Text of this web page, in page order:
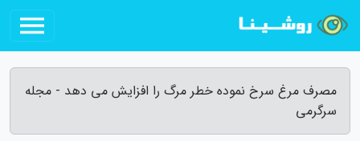
مصرف مرغ سرخ نموده خطر مرگ را افزایش می دهد - مجله
سرگرمی